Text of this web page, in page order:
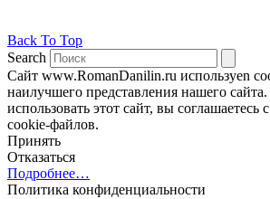
Back To Top
Search
Сайт www.RomanDanilin.ru используеn
наилучшего представления нашего
использовать этот сайт, вы соглашаетесь
cookie-файлов.
Принять
Отказаться
Подробнее…
Политика конфиденциальности